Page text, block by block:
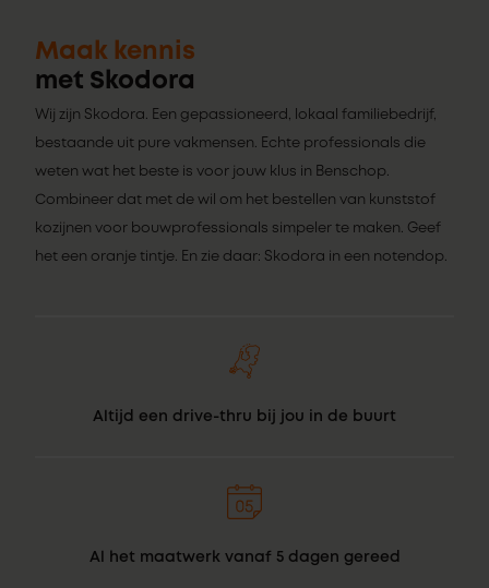
Maak kennis
met Skodora
Wij zijn Skodora. Een gepassioneerd, lokaal familiebedrijf,
bestaande uit pure vakmensen. Echte professionals die
weten wat het beste is voor jouw klus in Benschop.
Combineer dat met de wil om het bestellen van kunststof
kozijnen voor bouwprofessionals simpeler te maken. Geef
het een oranje tintje. En zie daar: Skodora in een notendop.
Altijd een drive-thru bij jou in de buurt
Al het maatwerk vanaf 5 dagen gereed